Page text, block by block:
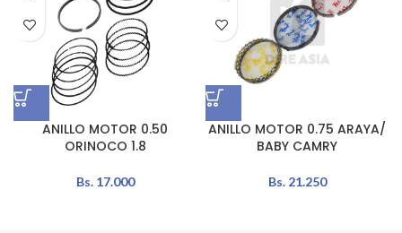
ANILLO MOTOR 0.50
ORINOCO 1.8
Bs.17.000
ANILLO MOTOR 0.75 ARAYA/
BABY CAMRY
Bs.21.250